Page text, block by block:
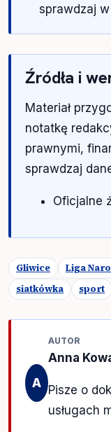
sprawdzaj
Źródła i
Materiał
notatkę
prawnymi,
sprawdzaj
Oficjalne
Gliwice Liga
siatkówka
sport
A
AUTOR
Anna
Pisze o
usługach